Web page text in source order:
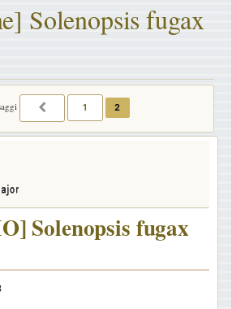
Solenopsis fugax
PRECEDENTE
1 2
Solenopsis fugax